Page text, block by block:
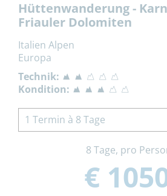
Hüttenwanderung -
Friauler Dolomiten
Italien Alpen
Europa
Technik:
Kondition:
1 Termin à 8 Tage
8 Tage, pro
€